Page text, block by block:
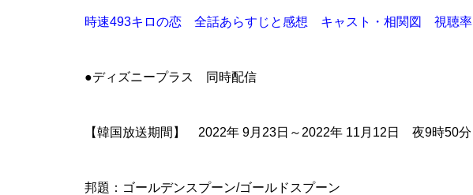
時速493キロの恋 全話あらすじと感想 キャスト・相関図 視聴率
●ディズニープラス 同時配信
【韓国放送期間】 2022年 9月23日～2022年 11月12日 夜9時50分
邦題：ゴールデンスプーン/ゴールドスプーン